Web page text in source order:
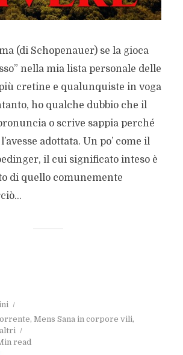
(di Schopenauer) se la gioca
nella mia lista personale delle
cretine e qualunquiste in voga
ho qualche dubbio che il
o scrive sappia perché
adottata. Un po’ come il
il cui significato inteso è
di quello comunemente
, Mens Sana in corpore vili,
read